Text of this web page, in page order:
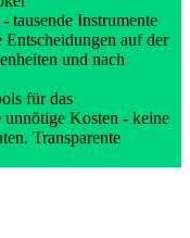
tausende Instrumente
auf der
und nach
für das
unnötige Kosten - keine
Transparente